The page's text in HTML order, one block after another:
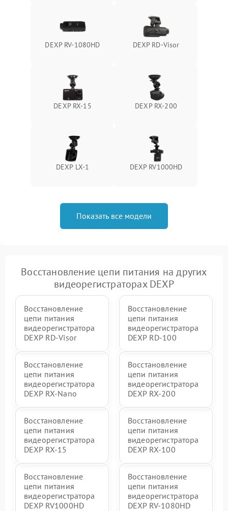
Проблемы с Wi-Fi-
модулем
Подробнее →
Неисправность системы
стабилизации
Подробнее →
Неисправность системы
DEXP RV-1080HD DEXP RD-Visor
DEXP RX-15 DEXP RX-200
DEXP LX-1 DEXP RV1000HD
Показать все модели
Восстановление цепи питания на других
видеорегистраторах DEXP
Восстановление
цепи питания
видеорегистратора
DEXP RD-Visor
Восстановление
цепи питания
видеорегистратора
DEXP RD-100
Восстановление
цепи питания
видеорегистратора
DEXP RX-Nano
Восстановление
цепи питания
видеорегистратора
DEXP RX-200
Восстановление
цепи питания
видеорегистратора
DEXP RX-15
Восстановление
цепи питания
видеорегистратора
DEXP RX-100
Восстановление
цепи питания
видеорегистратора
DEXP RV1000HD
Восстановление
цепи питания
видеорегистратора
DEXP RV-1080HD